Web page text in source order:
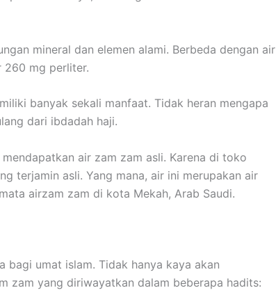
mineral dan elemen alami. Berbeda dengan air
260 mg perliter.
banyak sekali manfaat. Tidak heran mengapa
dari ibdadah haji.
air zam zam asli. Karena di toko
terjamin asli. Yang mana, air ini merupakan air
airzam zam di kota Mekah, Arab Saudi.
bagi umat islam. Tidak hanya kaya akan
zam yang diriwayatkan dalam beberapa hadits: